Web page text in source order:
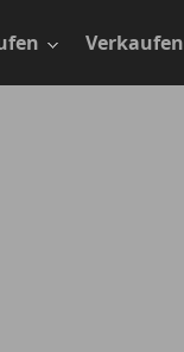
Verkaufen